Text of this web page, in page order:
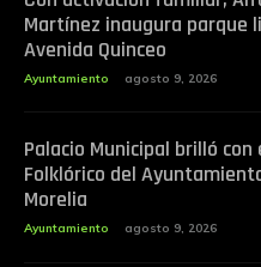
Martínez inaugura parque
Avenida Quinceo
Ayuntamiento agosto 9, 2026
Palacio Municipal brilló
Folklórico del
Morelia
Ayuntamiento agosto 9, 2026